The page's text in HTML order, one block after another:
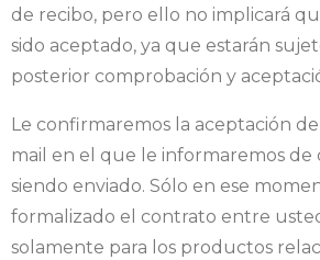
de recibo, pero ello no implicará
sido aceptado, ya que estarán
posterior comprobación y
Le confirmaremos la aceptación
mail en el que le informaremos de
siendo enviado. Sólo en ese
formalizado el contrato entre
solamente para los productos